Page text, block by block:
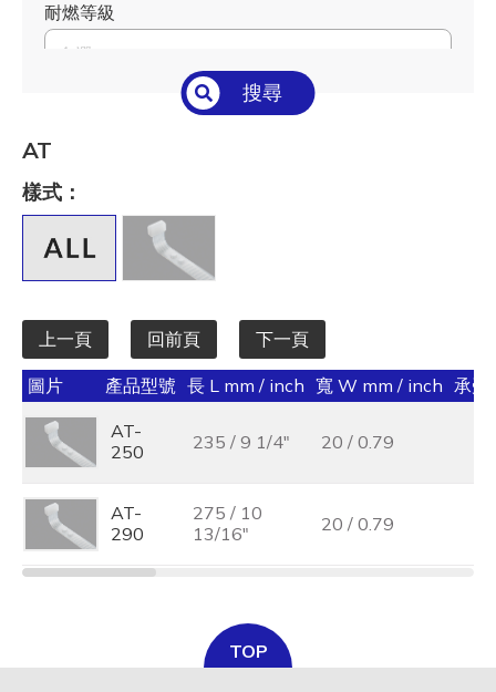
耐燃等級
全選
長 L mm / inch
寬 W mm / inch
全選
承受力 lbs/kgf/N
全選
最大束線徑 (mm)
基板孔徑 (mm)
全選
全選
搜尋
AT
樣式：
上一頁 回前頁 下一頁
圖片 產品型號 長 L mm / inch 寬 W mm / inch 承受
AT-
250
235 / 9 1/4" 20 / 0.79
AT-
290
275 / 10
13/16"
20 / 0.79
TOP